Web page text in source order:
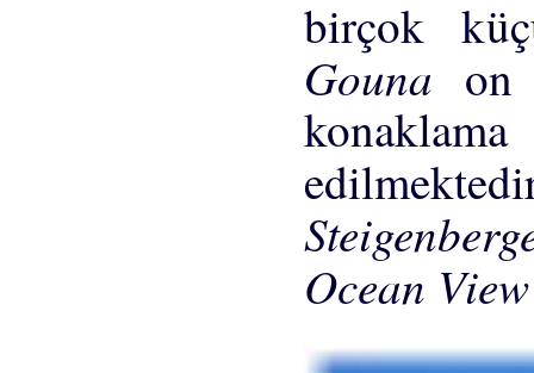
birçok
Gouna
Ocean